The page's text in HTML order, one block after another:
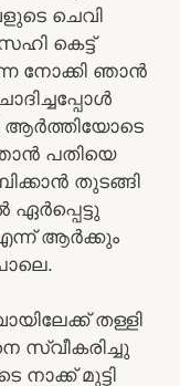
ചെവി
കെട്ട്
നോക്കി ഞാൻ
ആർത്തിയോടെ
പതിയെ
തുടങ്ങി
ആർക്കും
തള്ളി
സ്വീകരിച്ചു
നാക്ക് മുട്ടി